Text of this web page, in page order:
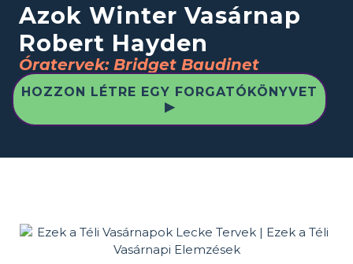
Azok Winter Vasárnap
Robert Hayden
Óratervek: Bridget Baudinet
HOZZON LÉTRE EGY FORGATÓKÖNYVET
▶